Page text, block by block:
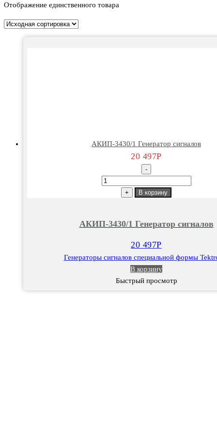
Отображение единственного товара
АКИП-3430/1 Генератор сигналов
20 497Р
-
Количество
сигналов
+ В корзину
АКИП-3430/1 Генератор сигналов
20 497Р
Генераторы сигналов специальной формы
В корзину
Быстрый просмотр